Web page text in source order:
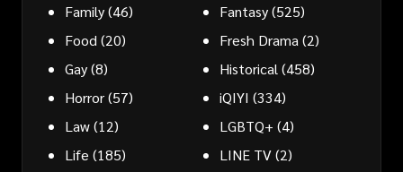
Family(46) Fantasy(525)
Food (20) Fresh Drama (2)
Gay(8) Historical (458)
Horror(57) iQIYI (334)
Law(12) LGBTQ+ (4)
Life (185) LINE TV(2)